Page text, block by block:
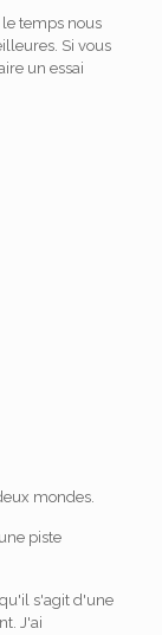
temps nous
Si vous
un essai
mondes.
piste
s'agit d'une
J'ai